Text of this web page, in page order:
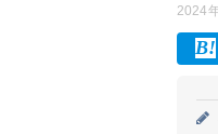
2024